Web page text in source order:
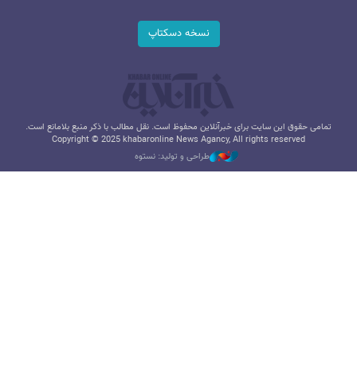
نسخه دسکتاپ
تمامی حقوق این سایت برای خبرآنلاین محفوظ است. نقل مطالب با ذکر منبع بلامانع است.
Copyright © 2025 khabaronline News Agancy, All rights reserved
طراحی و تولید: نستوه